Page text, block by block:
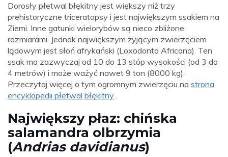
Dorosły płetwal błękitny jest większy niż trzy
prehistoryczne triceratopsy i jest największym ssakiem na
Ziemi. Inne gatunki wielorybów są nieco zbliżone
rozmiarami. Jednak największym żyjącym zwierzęciem
lądowym jest słoń afrykański (Loxodonta Africana). Ten
ssak ma zazwyczaj od 10 do 13 stóp wysokości (od 3 do
4 metrów) i może ważyć nawet 9 ton (8000 kg).
Przeczytaj więcej o tym ogromnym zwierzęciu na strona
encyklopedii płetwal błękitny .
Największy płaz: chińska
salamandra olbrzymia
(Andrias davidianus)